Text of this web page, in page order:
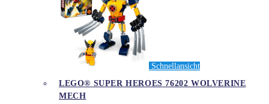
Schnellansicht
LEGO® SUPER HEROES 76202 WOLVERINE
MECH